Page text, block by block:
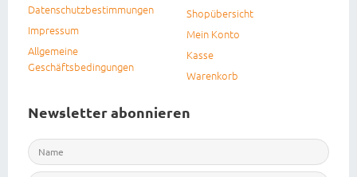
Datenschutzbestimmungen
Impressum
Allgemeine
Geschäftsbedingungen
Shopübersicht
Mein Konto
Kasse
Warenkorb
Newsletter abonnieren